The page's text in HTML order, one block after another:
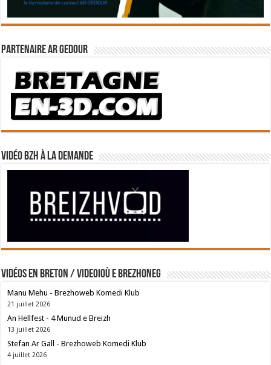
Partenaire Ar Gedour
Vidéo BZH à la demande
Vidéos en breton / Videoioù e brezhoneg
Manu Mehu - Brezhoweb Komedi Klub
21 juillet 2026
An Hellfest - 4 Munud e Breizh
13 juillet 2026
Stefan Ar Gall - Brezhoweb Komedi Klub
4 juillet 2026